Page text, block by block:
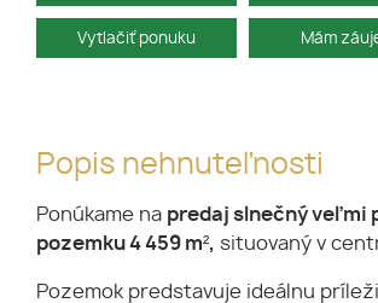
Vytlačiť ponuku Mám
Popis nehnuteľnosti
Ponúkame na predaj slnečný veľmi
pozemku 4 459 m², situovaný v
Pozemok predstavuje ideálnu